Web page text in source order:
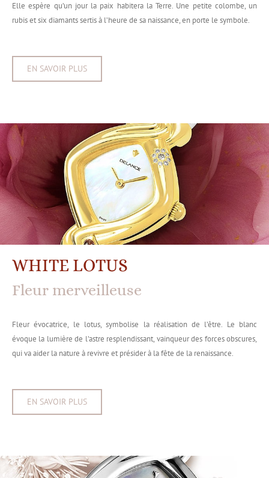
Elle espère qu’un jour la paix habitera la Terre. Une petite colombe, un
rubis et six diamants sertis à l’heure de sa naissance, en porte le symbole.
EN SAVOIR PLUS
WHITE LOTUS
Fleur merveilleuse
Fleur évocatrice, le lotus, symbolise la réalisation de l’être. Le blanc
évoque la lumière de l’astre resplendissant, vainqueur des forces obscures,
qui va aider la nature à revivre et présider à la fête de la renaissance.
EN SAVOIR PLUS